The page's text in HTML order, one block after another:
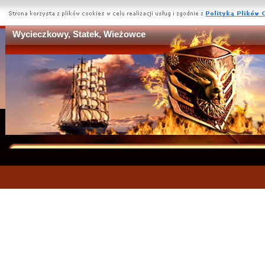
Wycieczkowy, Statek, Wieżowce